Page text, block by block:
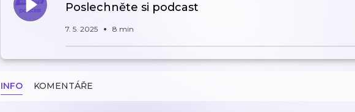
Poslechněte si podcast
7. 5. 2025 8 min
INFO KOMENTÁŘE